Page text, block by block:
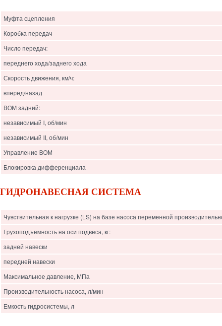
Муфта сцепления
Коробка передач
Число передач:
переднего хода/заднего хода
Скорость движения, км/ч:
вперед/назад
ВОМ задний:
независимый I, об/мин
независимый II, об/мин
Управление ВОМ
Блокировка дифференциала
ГИДРОНАВЕСНАЯ СИСТЕМА
Чувствительная к нагрузке (LS) на базе насоса переменной
Грузоподъемность на оси подвеса, кг:
задней навески
передней навески
Максимальное давление, МПа
Производительность насоса, л/мин
Емкость гидросистемы, л